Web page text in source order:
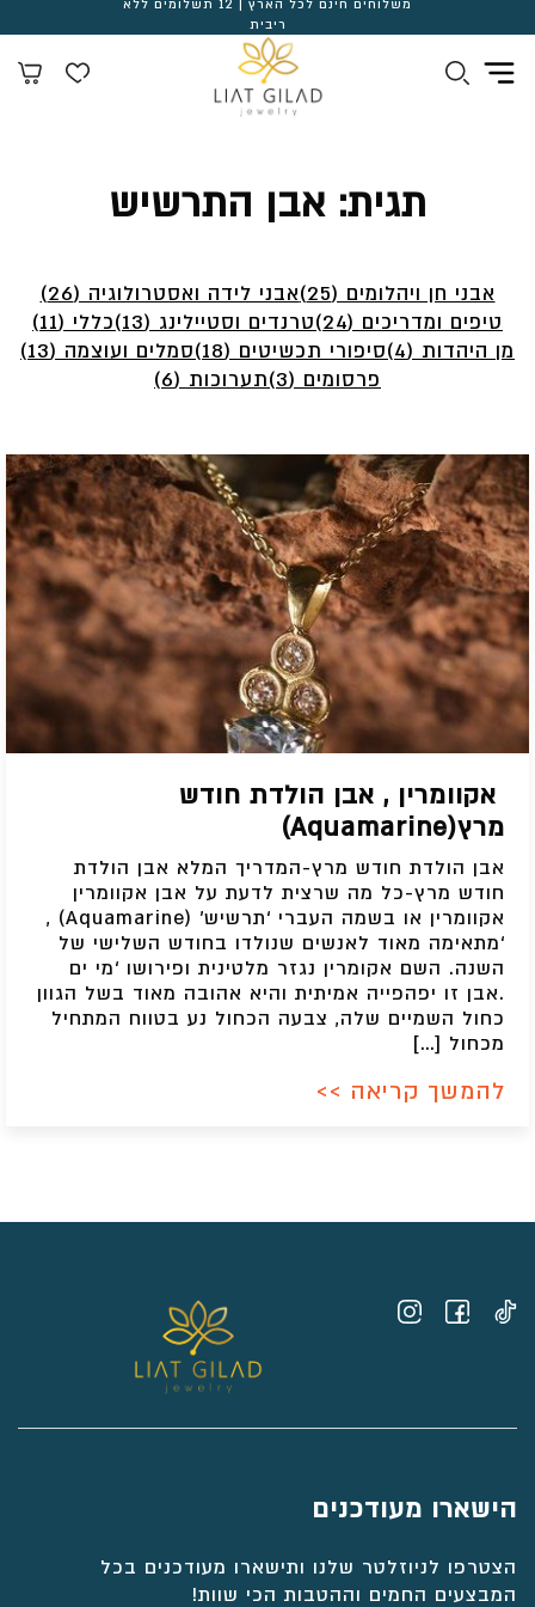
משלוחים חינם לכל הארץ | 12 תשלומים ללא
ריבית
תגית:אבן התרשיש
אבני חן ויהלומים (25)
אבני לידה ואסטרולוגיה (26)
טיפים ומדריכים (24)
טרנדים וסטיילינג (13)
כללי (11)
מן היהדות (4)
סיפורי תכשיטים (18)
סמלים ועוצמה (13)
פרסומים (3)
תערוכות (6)
אקוומרין , אבן הולדת חודש
מרץ(Aquamarine)
אבן הולדת חודש מרץ-המדריך המלא אבן הולדת
חודש מרץ-כל מה שרצית לדעת על אבן אקוומרין
אקוומרין או בשמה העברי ‘תרשיש’ (Aquamarine) ,
‘מתאימה מאוד לאנשים שנולדו בחודש השלישי של
השנה. השם אקומרין נגזר מלטינית ופירושו ‘מי ים
.אבן זו יפהפייה אמיתית והיא אהובה מאוד בשל הגוון
כחול השמיים שלה, צבעה הכחול נע בטווח המתחיל
מכחול […]
להמשך קריאה >>
הישארו מעודכנים
הצטרפו לניוזלטר שלנו ותישארו מעודכנים בכל
המבצעים החמים וההטבות הכי שוות!